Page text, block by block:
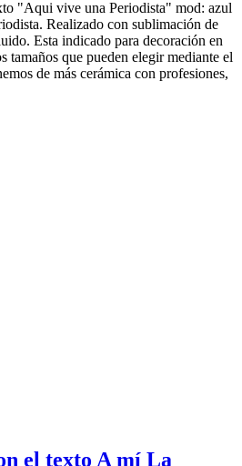
"Aqui vive una Periodista" mod: azul
Realizado con sublimación de
Esta indicado para decoración en
tamaños que pueden elegir mediante el
de más cerámica con profesiones,
el texto A mí La